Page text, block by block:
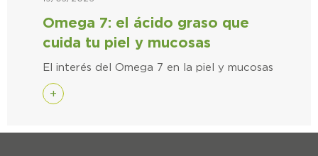
Omega 7: el ácido graso que
cuida tu piel y mucosas
El interés del Omega 7 en la piel y mucosas
+